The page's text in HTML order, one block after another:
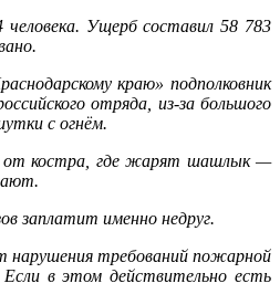
Ущерб составил 58 783
краю» подполковник
отряда, из-за большого
с огнём.
от костра, где жарят шашлык —
заплатит именно недруг.
нарушения требований пожарной
в этом действительно есть